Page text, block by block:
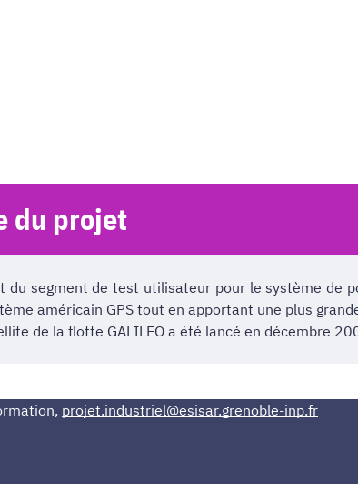
du projet
du segment de test utilisateur pour le système de
américain GPS tout en apportant une plus
de la flotte GALILEO a été lancé en décembre
projet.industriel@esisar.grenoble-inp.fr